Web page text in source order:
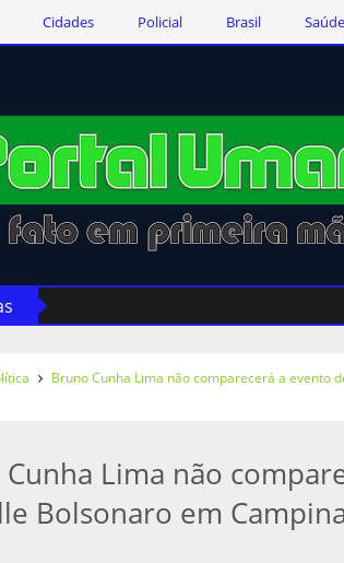
Cidades Policial Brasil Saúde
Bruno Cunha Lima não comparecerá a evento
Lima não
Bolsonaro em